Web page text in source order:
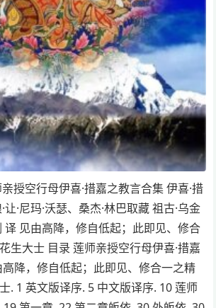
授空行母伊喜·措嘉之教言合集 伊喜·措
·尼玛·沃瑟、桑杰·林巴取藏 祖古·乌金
译 见由高降，修自低起；此即见、修合
大士 目录 莲师亲授空行母伊喜·措嘉
降，修自低起；此即见、修合一之精
1 英文版译序. 5 中文版译序. 10 莲师